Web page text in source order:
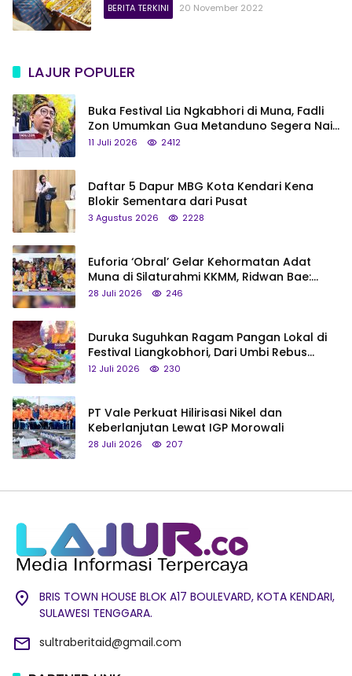
BERITA TERKINI 20 November 2022
LAJUR POPULER
Buka Festival Lia Ngkabhori di Muna, Fadli
Zon Umumkan Gua Metanduno Segera Naik
Status Jadi Cagar Budaya Nasional
11 Juli 2026 2412
Daftar 5 Dapur MBG Kota Kendari Kena
Blokir Sementara dari Pusat
3 Agustus 2026 2228
Euforia ‘Obral’ Gelar Kehormatan Adat
Muna di Silaturahmi KKMM, Ridwan Bae:
Saya Bukan Tipe Begitu, Belum Pantas!
28 Juli 2026 246
Duruka Suguhkan Ragam Pangan Lokal di
Festival Liangkobhori, Dari Umbi Rebus
hingga Tumpeng Beras Muna
12 Juli 2026 230
PT Vale Perkuat Hilirisasi Nikel dan
Keberlanjutan Lewat IGP Morowali
28 Juli 2026 207
BRIS TOWN HOUSE BLOK A17 BOULEVARD, KOTA KENDARI,
SULAWESI TENGGARA.
sultraberitaid@gmail.com